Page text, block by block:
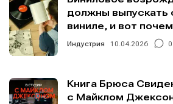
должны выпускать
виниле, и вот
Индустрия 10.04.2026 0
Книга Брюса
с Майклом